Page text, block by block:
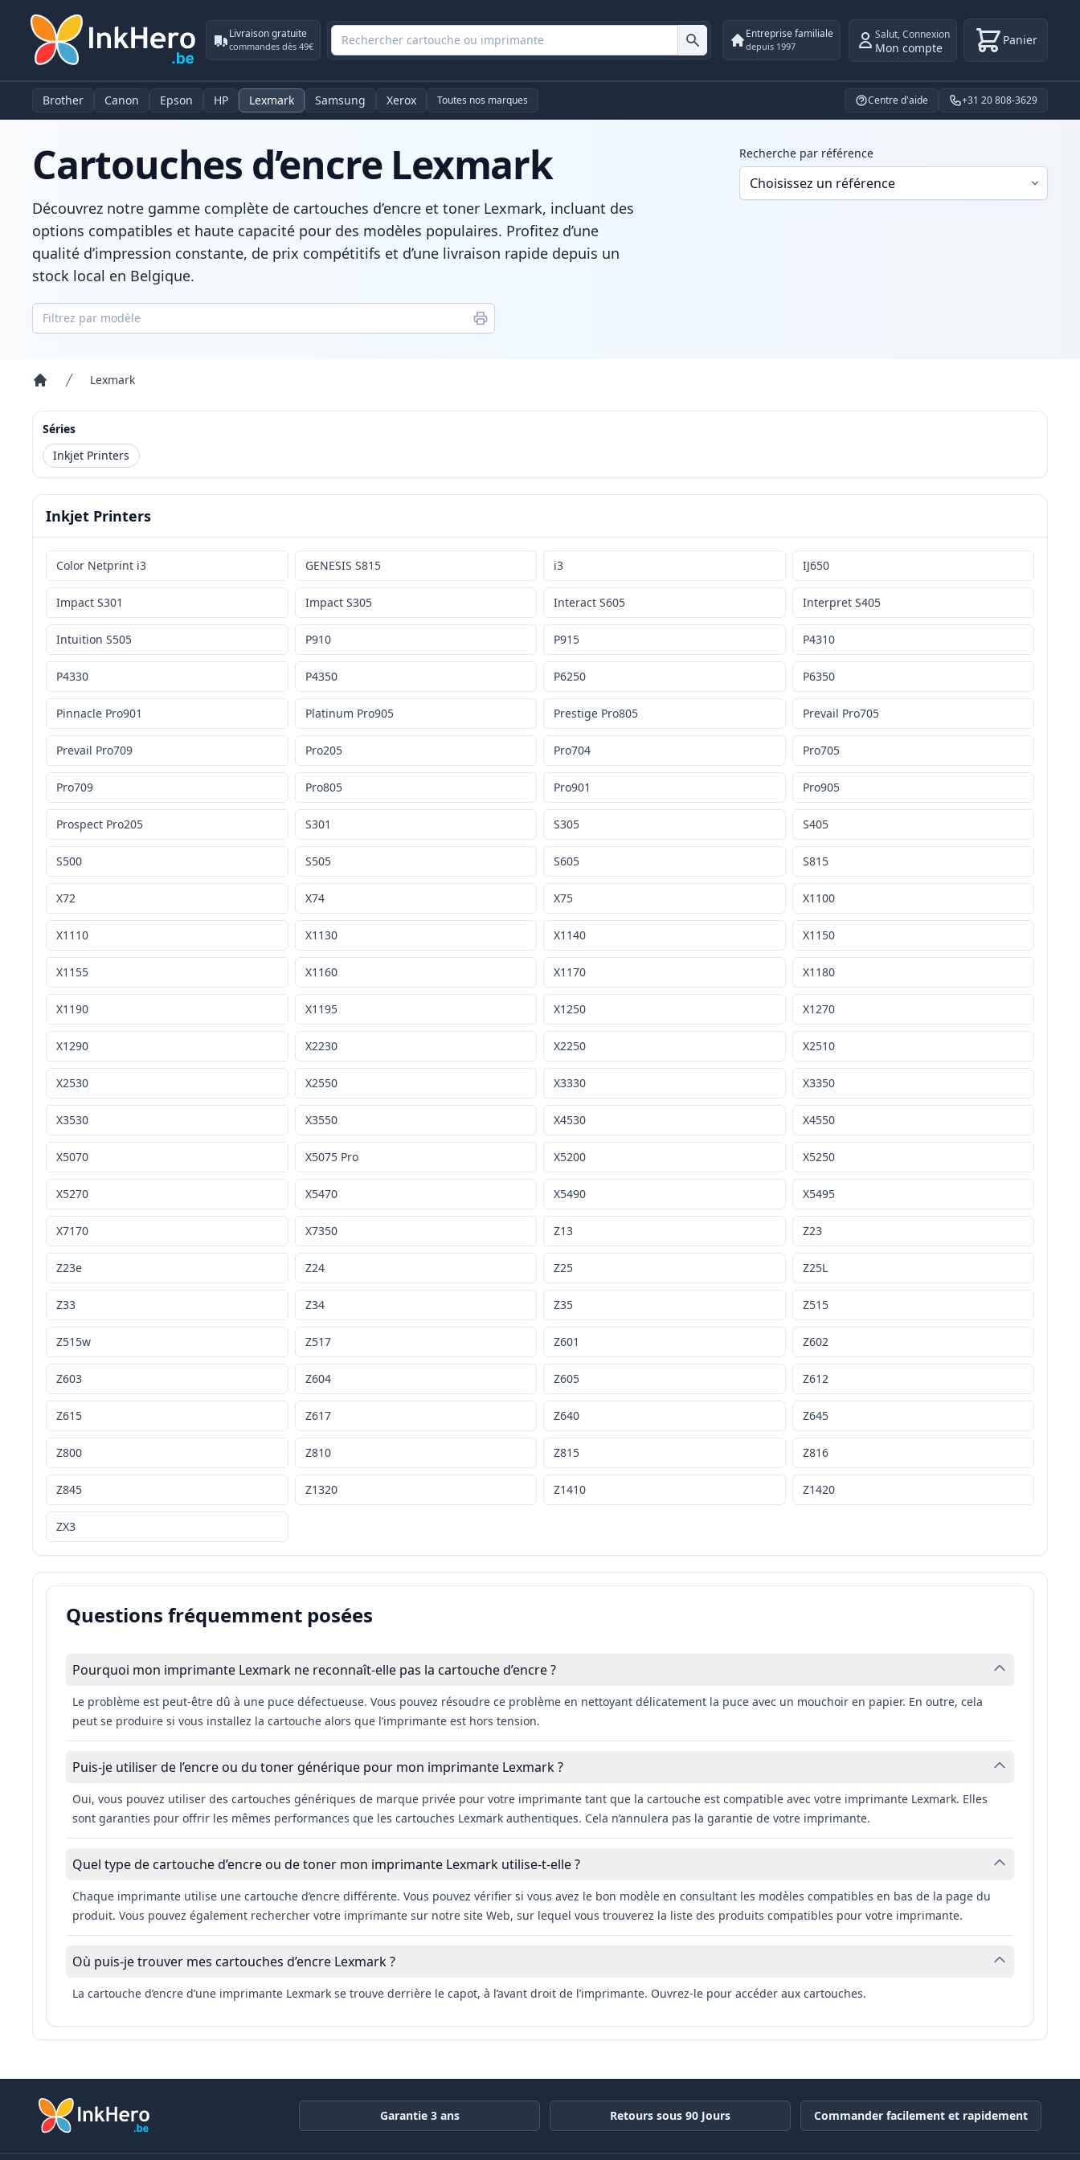
Livraison gratuite
commandes dès 49€
Entreprise familiale
depuis 1997
Salut,Connexion
Mon compte Panier
Brother Canon Epson HP Lexmark Samsung Xerox Toutes nos marques Centre d'aide +31 20 808-3629
Cartouches d’encre Lexmark
Découvrez notre gamme complète de cartouches d’encre et toner Lexmark, incluant des
options compatibles et haute capacité pour des modèles populaires. Profitez d’une
qualité d’impression constante, de prix compétitifs et d’une livraison rapide depuis un
stock local en Belgique.
Recherche par référence
Lexmark
Séries
Inkjet Printers
Inkjet Printers
Color Netprint i3 GENESIS S815 i3 IJ650
Impact S301 Impact S305 Interact S605 Interpret S405
Intuition S505 P910 P915 P4310
P4330 P4350 P6250 P6350
Pinnacle Pro901 Platinum Pro905 Prestige Pro805 Prevail Pro705
Prevail Pro709 Pro205 Pro704 Pro705
Pro709 Pro805 Pro901 Pro905
Prospect Pro205 S301 S305 S405
S500 S505 S605 S815
X72 X74 X75 X1100
X1110 X1130 X1140 X1150
X1155 X1160 X1170 X1180
X1190 X1195 X1250 X1270
X1290 X2230 X2250 X2510
X2530 X2550 X3330 X3350
X3530 X3550 X4530 X4550
X5070 X5075 Pro X5200 X5250
X5270 X5470 X5490 X5495
X7170 X7350 Z13 Z23
Z23e Z24 Z25 Z25L
Z33 Z34 Z35 Z515
Z515w Z517 Z601 Z602
Z603 Z604 Z605 Z612
Z615 Z617 Z640 Z645
Z800 Z810 Z815 Z816
Z845 Z1320 Z1410 Z1420
ZX3
Questions fréquemment posées
Pourquoi mon imprimante Lexmark ne reconnaît-elle pas la cartouche d’encre ?
Le problème est peut-être dû à une puce défectueuse. Vous pouvez résoudre ce problème en nettoyant délicatement la puce avec un mouchoir en papier. En outre, cela
peut se produire si vous installez la cartouche alors que l’imprimante est hors tension.
Puis-je utiliser de l’encre ou du toner générique pour mon imprimante Lexmark ?
Oui, vous pouvez utiliser des cartouches génériques de marque privée pour votre imprimante tant que la cartouche est compatible avec votre imprimante Lexmark. Elles
sont garanties pour offrir les mêmes performances que les cartouches Lexmark authentiques. Cela n’annulera pas la garantie de votre imprimante.
Quel type de cartouche d’encre ou de toner mon imprimante Lexmark utilise-t-elle ?
Chaque imprimante utilise une cartouche d’encre différente. Vous pouvez vérifier si vous avez le bon modèle en consultant les modèles compatibles en bas de la page du
produit. Vous pouvez également rechercher votre imprimante sur notre site Web, sur lequel vous trouverez la liste des produits compatibles pour votre imprimante.
Où puis-je trouver mes cartouches d’encre Lexmark ?
La cartouche d’encre d’une imprimante Lexmark se trouve derrière le capot, à l’avant droit de l’imprimante. Ouvrez-le pour accéder aux cartouches.
Garantie 3 ans Retours sous 90 Jours Commander facilement et rapidement